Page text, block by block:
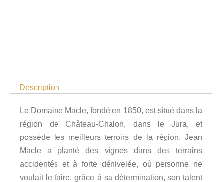
Description
Le Domaine Macle, fondé en 1850, est situé dans la
région de Château-Chalon, dans le Jura, et
possède les meilleurs terroirs de la région. Jean
Macle a planté des vignes dans des terrains
accidentés et à forte dénivelée, où personne ne
voulait le faire, grâce à sa détermination, son talent